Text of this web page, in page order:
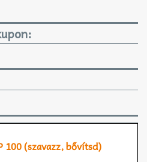
100 (szavazz, bővítsd)